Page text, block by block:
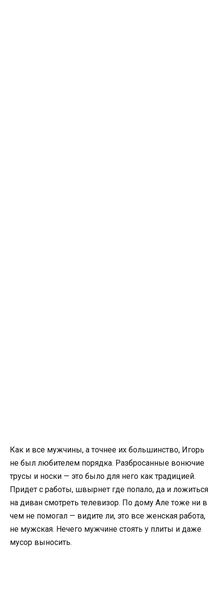
Как и все мужчины, а точнее их большинство, Игорь
не был любителем порядка. Разбросанные вонючие
трусы и носки — это было для него как традицией.
Придет с работы, швырнет где попало, да и ложиться
на диван смотреть телевизор. По дому Але тоже ни в
чем не помогал — видите ли, это все женская работа,
не мужская. Нечего мужчине стоять у плиты и даже
мусор выносить.